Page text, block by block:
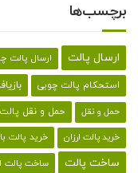
برچسب‌ها
ارسال پالت ارسال پالت
استحکام پالت چوبی
حمل و نقل حمل و نقل پالت
خرید پالت ارزان خرید پالت
ساخت پالت ساخت پالت